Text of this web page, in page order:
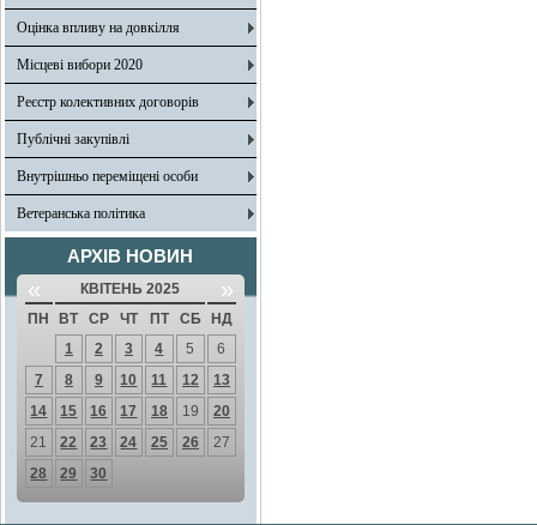
Оцінка впливу на довкілля
Місцеві вибори 2020
Реєстр колективних договорів
Публічні закупівлі
Внутрішньо переміщені особи
Ветеранська політика
АРХІВ НОВИН
« КВІТЕНЬ 2025 »
ПН ВТ СР ЧТ ПТ СБ
НД
1
2 3 4 5
6
7
8 9 10 11 12
13
14
15 16 17 18 19
20
21
22 23 24 25 26
27
28
29 30